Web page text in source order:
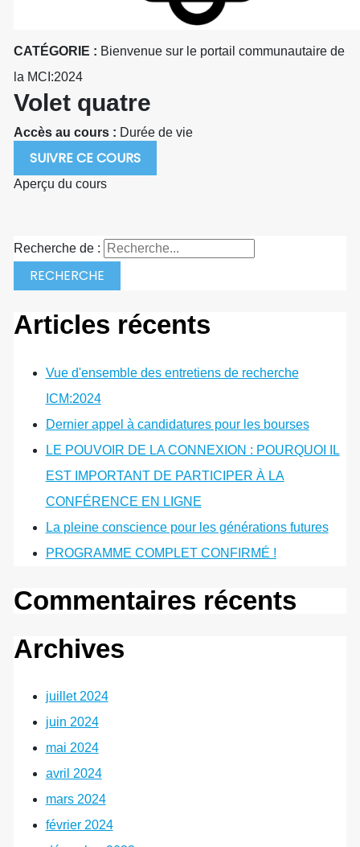
CATÉGORIE : Bienvenue sur le portail communautaire de
la MCI:2024
Volet quatre
Accès au cours : Durée de vie
SUIVRE CE COURS
Aperçu du cours
Recherche de :
Articles récents
Vue d'ensemble des entretiens de recherche
ICM:2024
Dernier appel à candidatures pour les bourses
LE POUVOIR DE LA CONNEXION : POURQUOI IL
EST IMPORTANT DE PARTICIPER À LA
CONFÉRENCE EN LIGNE
La pleine conscience pour les générations futures
PROGRAMME COMPLET CONFIRMÉ !
Commentaires récents
Archives
juillet 2024
juin 2024
mai 2024
avril 2024
mars 2024
février 2024